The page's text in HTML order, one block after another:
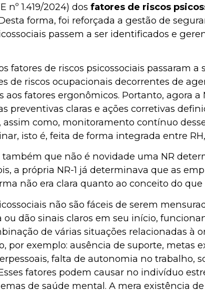
nº 1.419/2024) dos fatores de riscos
forma, foi reforçada a gestão de
passem a ser identificados e
fatores de riscos psicossociais passaram
de riscos ocupacionais decorrentes de
aos fatores ergonômicos. Portanto, agora a
preventivas claras e ações corretivas
assim como, monitoramento contínuo
isto é, feita de forma integrada entre
que não é novidade uma NR
a própria NR-1 já determinava que as
não era clara quanto ao conceito do
não são fáceis de serem
ou dão sinais claros em seu início,
de várias situações relacionadas à
por exemplo: ausência de suporte, metas
falta de autonomia no trabalho,
fatores podem causar no indivíduo
de saúde mental. A mera existência